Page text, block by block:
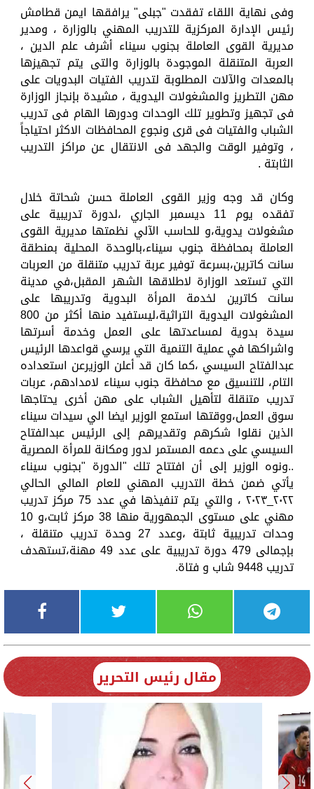
وفى نهاية اللقاء تفقدت "جبلى" يرافقها ايمن قطامش
رئيس الإدارة المركزية للتدريب المهني بالوزارة ، ومدير
مديرية القوى العاملة بجنوب سيناء أشرف علم الدين ،
العربة المتنقلة الموجودة بالوزارة والتى يتم تجهيزها
بالمعدات والآلات المطلوبة لتدريب الفتيات البدويات على
مهن التطريز والمشغولات اليدوية ، مشيدة بإنجاز الوزارة
فى تجهيز وتطوير تلك الوحدات ودورها الهام فى تدريب
الشباب والفتيات فى قرى ونجوع المحافظات الاكثر احتياجاً
، وتوفير الوقت والجهد فى الانتقال عن مراكز التدريب
الثابتة .
وكان قد وجه وزير القوى العاملة حسن شحاتة خلال
تفقده يوم 11 ديسمبر الجاري ،لدورة تدريبية على
مشغولات يدوية،و للحاسب الآلي نظمتها مديرية القوى
العاملة بمحافظة جنوب سيناء،بالوحدة المحلية بمنطقة
سانت كاترين،بسرعة توفير عربة تدريب متنقلة من العربات
التي تستعد الوزارة لاطلاقها الشهر المقبل،في مدينة
سانت كاترين لخدمة المرأة البدوية وتدريبها على
المشغولات اليدوية التراثية،ليستفيد منها أكثر من 800
سيدة بدوية لمساعدتها على العمل وخدمة أسرتها
واشراكها في عملية التنمية التي يرسي قواعدها الرئيس
عبدالفتاح السيسي ،كما كان قد أعلن الوزيرعن استعداده
التام، للتنسيق مع محافظة جنوب سيناء لامدادهم، عربات
تدريب متنقلة لتأهيل الشباب على مهن أخرى يحتاجها
سوق العمل،ووقتها استمع الوزير ايضا الي سيدات سيناء
الذين نقلوا شكرهم وتقديرهم إلى الرئيس عبدالفتاح
السيسي على دعمه المستمر لدور ومكانة للمرأة المصرية
..ونوه الوزير إلى أن افتتاح تلك "الدورة "بجنوب سيناء
يأتي ضمن خطة التدريب المهني للعام المالي الحالي
٢٠٢٢_٢٠٢٣ ، والتي يتم تنفيذها في عدد 75 مركز تدريب
مهني على مستوى الجمهورية منها 38 مركز ثابت،و 10
وحدات تدريبية ثابتة ،وعدد 27 وحدة تدريب متنقلة ،
بإجمالى 479 دورة تدريبية على عدد 49 مهنة،تستهدف
تدريب 9448 شاب و فتاة.
مقال رئيس التحرير